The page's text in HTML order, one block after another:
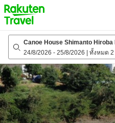
to
top
page
Canoe House Shimanto Hiroba
24/8/2026 - 25/8/2026 ทั้งหมด